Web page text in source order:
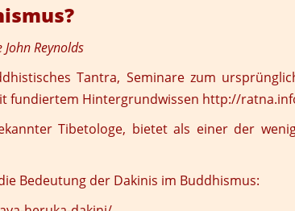
Reynolds
Tantra, Seminare zum
fundiertem Hintergrundwissen http://
Tibetologe, bietet als einer der
Bedeutung der Dakinis im Buddhismus: